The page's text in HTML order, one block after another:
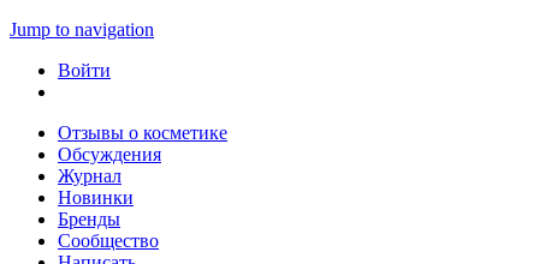
Jump to navigation
Войти
Отзывы о косметике
Обсуждения
Журнал
Новинки
Бренды
Сообщество